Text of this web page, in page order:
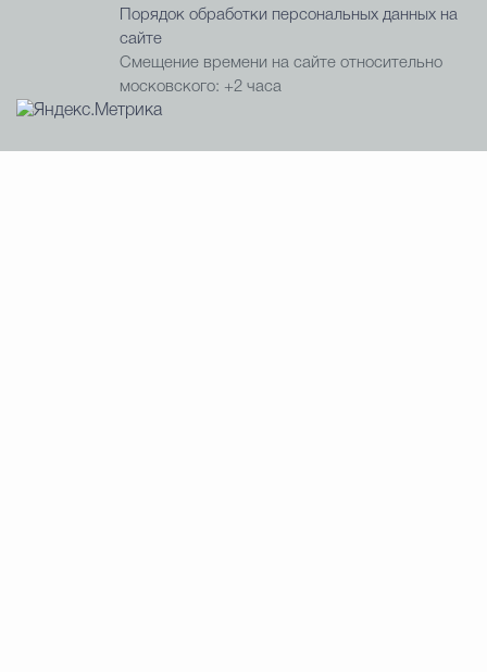
Порядок обработки персональных данных на
сайте
Смещение времени на сайте относительно
московского: +2 часа